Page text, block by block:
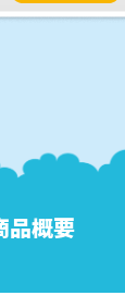
品概要